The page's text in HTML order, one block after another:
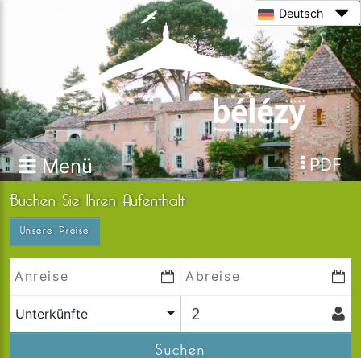
Menü PDF
Deutsch
Buchen Sie Ihren Aufenthalt
Unsere Preise
Unterkünfte
Suchen